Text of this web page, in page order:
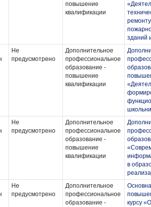
повышение
квалификации
зданий
Не
предусмотрено
Дополнительное
профессиональное
образование -
повышение
квалификации
Не
предусмотрено
Дополнительное
профессиональное
образование -
повышение
квалификации
в
Не
предусмотрено
Дополнительное
профессиональное
образование -
курсу